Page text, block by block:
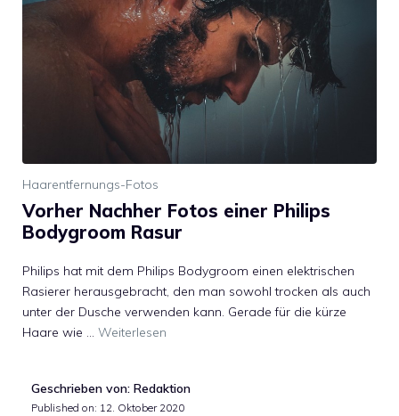
Haarentfernungs-Fotos
Vorher Nachher Fotos einer Philips
Bodygroom Rasur
Philips hat mit dem Philips Bodygroom einen elektrischen
Rasierer herausgebracht, den man sowohl trocken als auch
unter der Dusche verwenden kann. Gerade für die kürze
Haare wie … Weiterlesen
Geschrieben von: Redaktion
Published on: 12. Oktober 2020